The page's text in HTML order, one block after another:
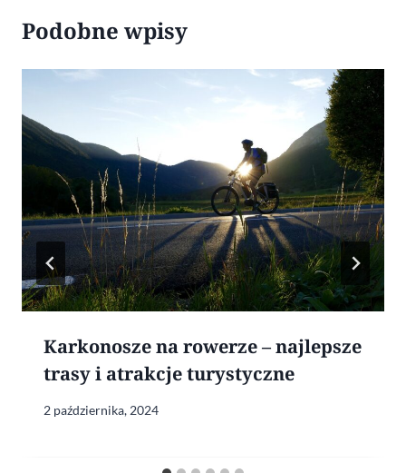
Podobne wpisy
Karkonosze na rowerze – najlepsze
trasy i atrakcje turystyczne
2 października, 2024